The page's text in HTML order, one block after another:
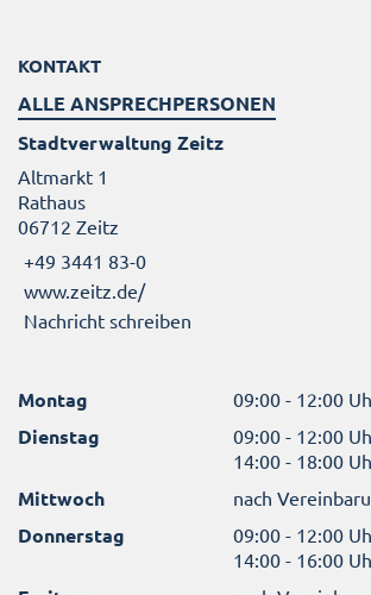
KONTAKT
ALLE ANSPRECHPERSONEN
Stadtverwaltung Zeitz
Altmarkt 1
Rathaus
06712 Zeitz
+49 3441 83-0
www.zeitz.de/
Nachricht schreiben
Montag 09:00 - 12:00
Dienstag
09:00 - 12:00
14:00 - 18:00
Mittwoch nach
Donnerstag
09:00 - 12:00
14:00 - 16:00